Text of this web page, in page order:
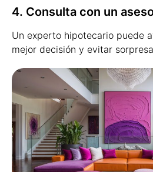
4. Consulta con un
Un experto hipotecario puede
mejor decisión y evitar